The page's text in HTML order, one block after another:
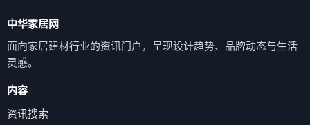
中华家居网
面向家居建材行业的资讯门户，呈现设计趋势、品牌动态与生活
灵感。
内容
资讯搜索